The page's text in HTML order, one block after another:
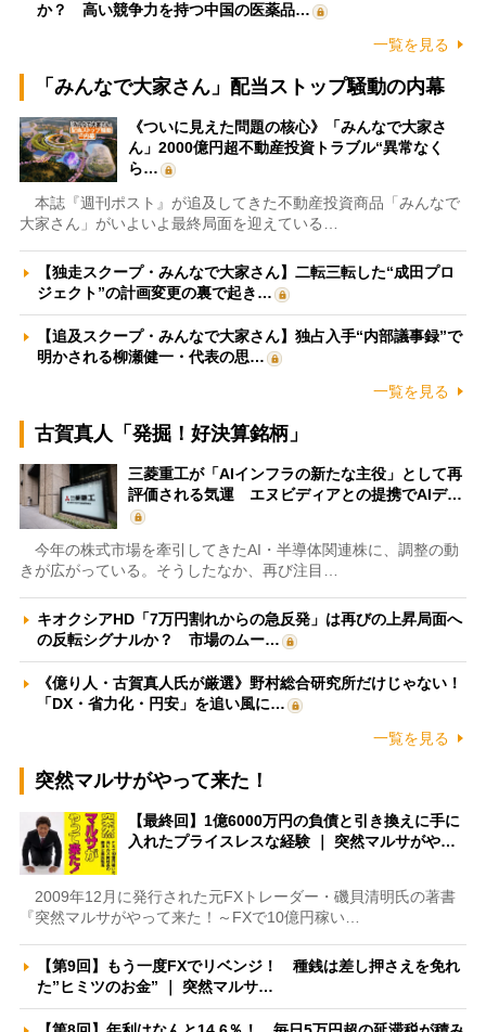
か？ 高い競争力を持つ中国の医薬品…
一覧を見る
「みんなで大家さん」配当ストップ騒動の内幕
《ついに見えた問題の核心》「みんなで大家さ
ん」2000億円超不動産投資トラブル“異常なく
ら…
本誌『週刊ポスト』が追及してきた不動産投資商品「みんなで
大家さん」がいよいよ最終局面を迎えている…
【独走スクープ・みんなで大家さん】二転三転した“成田プロ
ジェクト”の計画変更の裏で起き…
【追及スクープ・みんなで大家さん】独占入手“内部議事録”で
明かされる柳瀬健一・代表の思…
一覧を見る
古賀真人「発掘！好決算銘柄」
三菱重工が「AIインフラの新たな主役」として再
評価される気運 エヌビディアとの提携でAIデ…
今年の株式市場を牽引してきたAI・半導体関連株に、調整の動
きが広がっている。そうしたなか、再び注目…
キオクシアHD「7万円割れからの急反発」は再びの上昇局面へ
の反転シグナルか？ 市場のムー…
《億り人・古賀真人氏が厳選》野村総合研究所だけじゃない！
「DX・省力化・円安」を追い風に…
一覧を見る
突然マルサがやって来た！
【最終回】1億6000万円の負債と引き換えに手に
入れたプライスレスな経験 ｜ 突然マルサがや…
2009年12月に発行された元FXトレーダー・磯貝清明氏の著書
『突然マルサがやって来た！～FXで10億円稼い…
【第9回】もう一度FXでリベンジ！ 種銭は差し押さえを免れ
た”ヒミツのお金” ｜ 突然マルサ…